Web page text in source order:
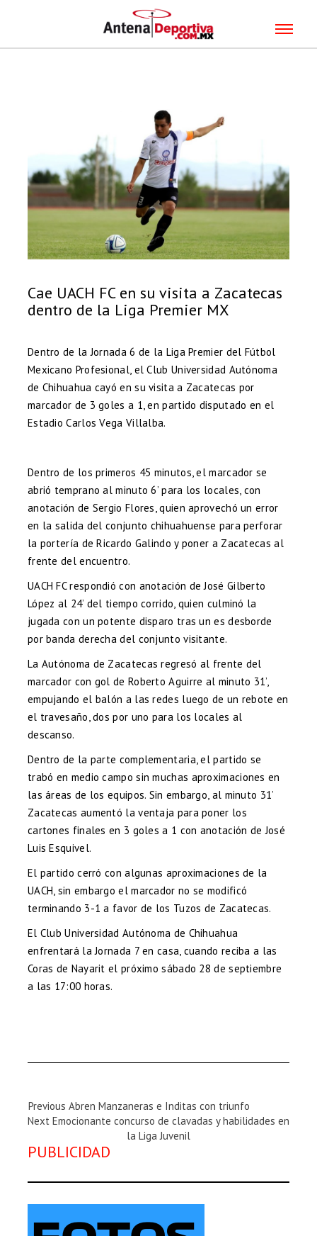
Cae UACH FC en su visita a Zacatecas
dentro de la Liga Premier MX
Dentro de la Jornada 6 de la Liga Premier del Fútbol
Mexicano Profesional, el Club Universidad Autónoma
de Chihuahua cayó en su visita a Zacatecas por
marcador de 3 goles a 1, en partido disputado en el
Estadio Carlos Vega Villalba.
Dentro de los primeros 45 minutos, el marcador se
abrió temprano al minuto 6’ para los locales, con
anotación de Sergio Flores, quien aprovechó un error
en la salida del conjunto chihuahuense para perforar
la portería de Ricardo Galindo y poner a Zacatecas al
frente del encuentro.
UACH FC respondió con anotación de José Gilberto
López al 24’ del tiempo corrido, quien culminó la
jugada con un potente disparo tras un es desborde
por banda derecha del conjunto visitante.
La Autónoma de Zacatecas regresó al frente del
marcador con gol de Roberto Aguirre al minuto 31’,
empujando el balón a las redes luego de un rebote en
el travesaño, dos por uno para los locales al
descanso.
Dentro de la parte complementaria, el partido se
trabó en medio campo sin muchas aproximaciones en
las áreas de los equipos. Sin embargo, al minuto 31’
Zacatecas aumentó la ventaja para poner los
cartones finales en 3 goles a 1 con anotación de José
Luis Esquivel.
El partido cerró con algunas aproximaciones de la
UACH, sin embargo el marcador no se modificó
terminando 3-1 a favor de los Tuzos de Zacatecas.
El Club Universidad Autónoma de Chihuahua
enfrentará la Jornada 7 en casa, cuando reciba a las
Coras de Nayarit el próximo sábado 28 de septiembre
a las 17:00 horas.
Previous
Magazine
Previous Abren Manzaneras e Inditas con triunfo
Next
:
Next Emocionante concurso de clavadas y habilidades en
la Liga Juvenil
PUBLICIDAD